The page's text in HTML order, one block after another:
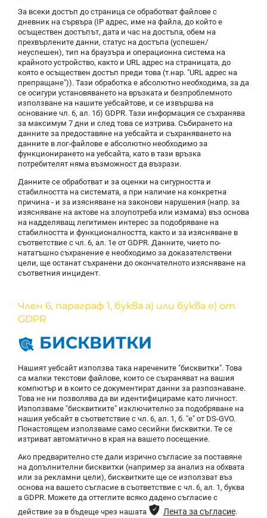
За всеки достъп до страница се обработват файлове с
дневник на сървъра (IP адрес, име на файла, до който е
осъществен достъпът, дата и час на достъпа, обем на
прехвърлените данни, статус на достъпа (успешен/
неуспешен), тип на браузъра и операционна система на
крайното устройство, както и URL адрес на страницата, до
която е осъществен достъп преди това (т.нар. "URL адрес на
препращане")). Тази обработка е абсолютно необходима, за да
се осигури установяването на връзката и безпроблемното
използване на нашите уебсайтове, и се извършва на
основание чл. 6, ал. 1б) GDPR. Тази информация се съхранява
за максимум 7 дни и след това се изтрива. Събирането на
данните за предоставяне на уебсайта и съхраняването на
данните в лог-файлове е абсолютно необходимо за
функционирането на уебсайта, като в тази връзка
потребителят няма възможност да възрази.
Данните се обработват и за оценки на сигурността и
стабилността на системата, а при наличие на конкретна
причина - и за изясняване на законови нарушения (напр. за
изясняване на актове на злоупотреба или измама) въз основа
на надделяващ легитимен интерес за подобряване на
стабилността и функционалността, както и за изясняване в
съответствие с чл. 6, ал. 1е от GDPR. Данните, чието по-
нататъшно съхранение е необходимо за доказателствени
цели, ще останат съхранени до окончателното изясняване на
съответния инцидент.
Член 6, параграф 1, буква а) или буква е) от
GDPR
БИСКВИТКИ
Нашият уебсайт използва така наречените "бисквитки". Това
са малки текстови файлове, които се съхраняват на вашия
компютър и в които се документират данни за разпознаване.
Това не ни позволява да ви идентифицираме като личност.
Използваме "бисквитките" изключително за подобряване на
нашия уебсайт в съответствие с чл. 6, ал. 1, б. "е" от DS-GVO.
Понастоящем използваме само сесийни бисквитки. Те се
изтриват автоматично в края на вашето посещение.
Ако предварително сте дали изрично съгласие за поставяне
на допълнителни бисквитки (например за анализ на обхвата
или за рекламни цели), бисквитките ще се използват въз
основа на вашето съгласие в съответствие с чл. 6, ал. 1, буква
а GDPR. Можете да оттеглите всяко дадено съгласие с
действие за в бъдеще чрез нашата ͳ Лента за съгласие.